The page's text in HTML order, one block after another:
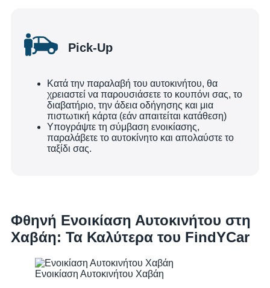
Pick-Up
Κατά την παραλαβή του αυτοκινήτου, θα
χρειαστεί να παρουσιάσετε το κουπόνι σας, το
διαβατήριο, την άδεια οδήγησης και μια
πιστωτική κάρτα (εάν απαιτείται κατάθεση)
Υπογράψτε τη σύμβαση ενοικίασης,
παραλάβετε το αυτοκίνητο και απολαύστε το
ταξίδι σας.
Φθηνή Ενοικίαση Αυτοκινήτου στη
Χαβάη: Τα Καλύτερα του FindYCar
Ενοικίαση Αυτοκινήτου Χαβάη